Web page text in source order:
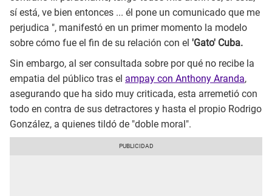
sí está, ve bien entonces ... él pone un comunicado que me
perjudica ", manifestó en un primer momento la modelo
sobre cómo fue el fin de su relación con el 'Gato' Cuba.
Sin embargo, al ser consultada sobre por qué no recibe la
empatia del público tras el ampay con Anthony Aranda,
asegurando que ha sido muy criticada, esta arremetió con
todo en contra de sus detractores y hasta el propio Rodrigo
González, a quienes tildó de "doble moral".